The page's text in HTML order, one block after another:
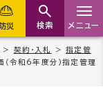
防災 検索 メニュー
> 契約・入札 >指定管
令和6年度分）指定管理